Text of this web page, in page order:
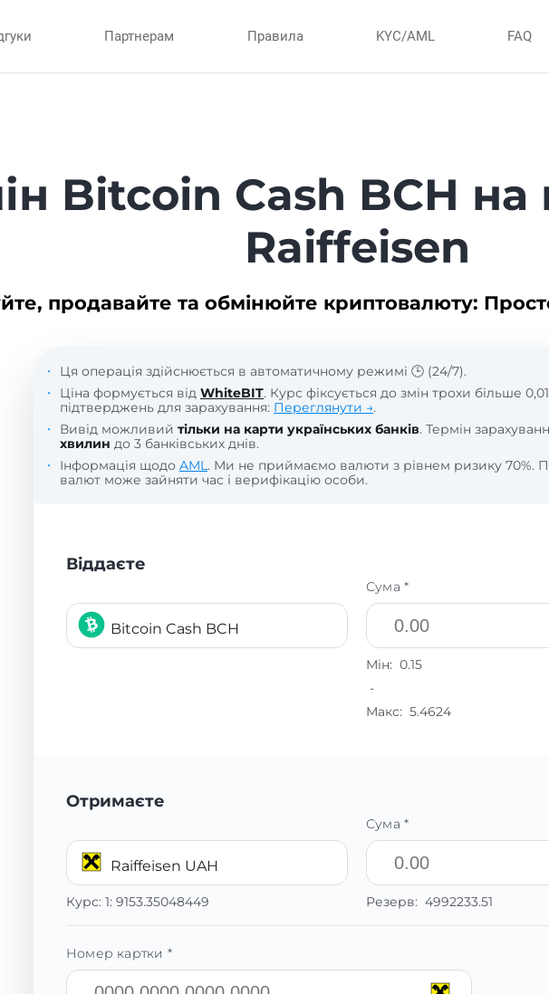
Партнерам Правила KYC/AML FAQ
Bitcoin Cash BCH на
Raiffeisen
продавайте та обмінюйте криптовалюту:
Ця операція здійснюється в автоматичному режимі 🕒 (24/7).
Ціна формується від WhiteBIT. Курс фіксується до змін трохи більше
підтверджень для зарахування: Переглянути →.
Вивід можливий тільки на карти українських банків. Термін
хвилин до 3 банківських днів.
Інформація щодо AML. Ми не приймаємо валюти з рівнем ризику 70%.
валют може зайняти час і верифікацію особи.
Віддаєте
Bitcoin Cash BCH
Сума *
Мін: 0.15
-
Макс: 5.4624
Отримаєте
Raiffeisen UAH
Курс: 1: 9153.35048449
Сума *
Резерв: 4992233.51
Номер картки *